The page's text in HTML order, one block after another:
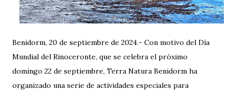
Benidorm, 20 de septiembre de 2024.- Con motivo del Día
Mundial del Rinoceronte, que se celebra el próximo
domingo 22 de septiembre, Terra Natura Benidorm ha
organizado una serie de actividades especiales para